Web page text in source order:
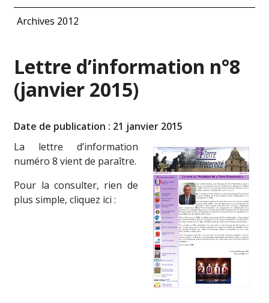
Archives 2012
Lettre d’information n°8
(janvier 2015)
Date de publication : 21 janvier 2015
La lettre d’information
numéro 8 vient de paraître.
Pour la consulter, rien de
plus simple, cliquez ici :